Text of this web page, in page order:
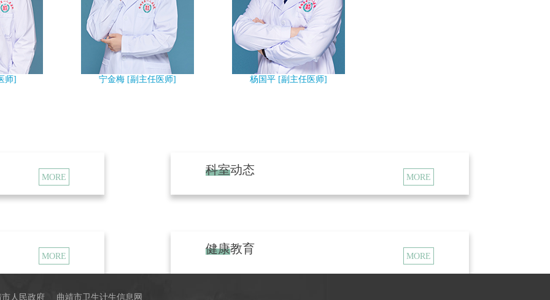
师优秀卓越、人才辈出，且学风严谨、教学优异，为全市各地培养了大批的学科带
头人和专业骨干。科室本着以人才为核心、以学科为依托、以重点病种的诊疗为宗
旨，全心全意为病患服务。
开展的主要手术技术：
1、耳科：在原有中耳乳突根治及鼓室成型手术基础上，开展听骨链重建术，人
挽救听力，
逐渐将耳科建设和发展作为科室的重点。
2、鼻科：借助鼻内镜手术的优势，不断拓展治疗疾病的种类及范围，从鼻腔扩
3、咽喉头颈：在纤维喉镜及支撑喉镜手术基础上，开展复杂的气管及食管异物
取出术、喉显微外科手术、喉癌功能性切除术（水平、垂直半喉切除术及全喉切除
治性颈廓清术等。
师] 宁金梅 [副主任医师] 杨国平 [副主任医师]
MORE
科室动态
MORE
MORE
健康教育
MORE
市人民政府 曲靖市卫生计生信息网